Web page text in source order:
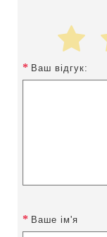
Ваш відгук:
Ваше ім'я